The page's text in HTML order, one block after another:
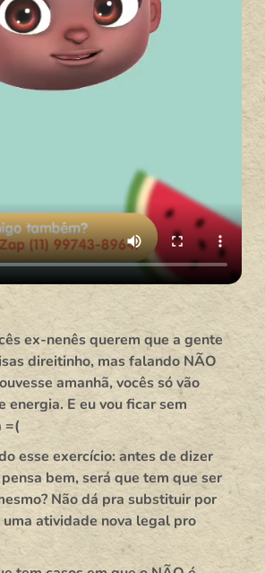
ex-nenês querem que a gente
direitinho, mas falando NÃO
amanhã, vocês só vão
energia. E eu vou ficar sem
=(
esse exercício: antes de dizer
bem, será que tem que ser
Não dá pra substituir por
atividade nova legal pro